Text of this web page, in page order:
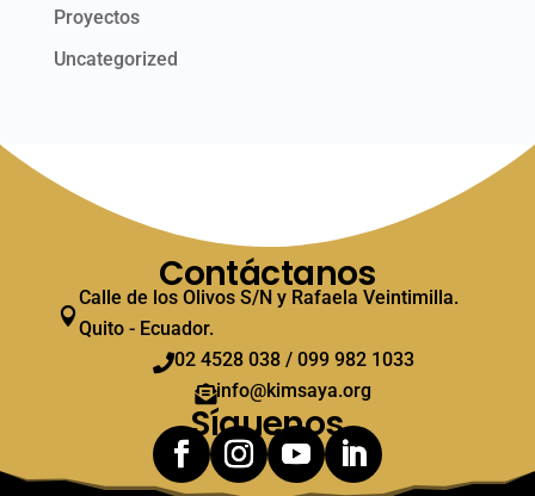
Proyectos
Uncategorized
Contáctanos

Calle de los Olivos S/N y Rafaela Veintimilla.
Quito - Ecuador.
02 4528 038 / 099 982 1033
info@kimsaya.org
Síguenos